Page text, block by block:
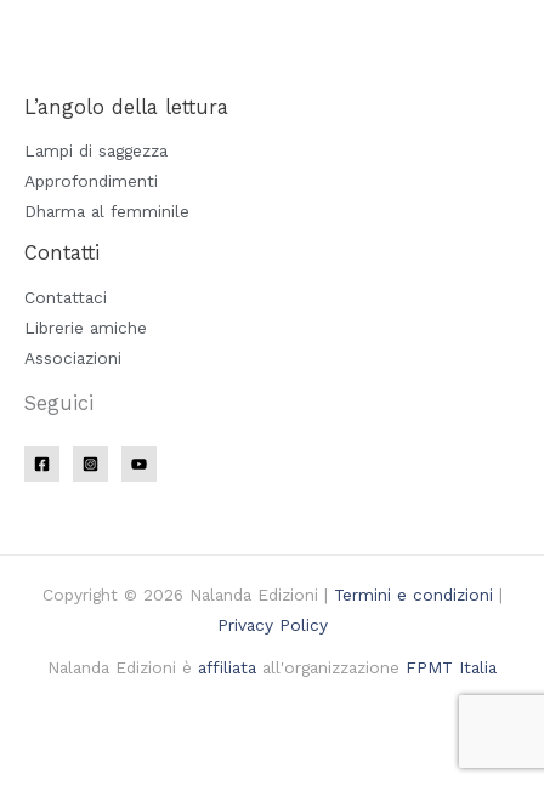
L’angolo della lettura
Lampi di saggezza
Approfondimenti
Dharma al femminile
Contatti
Contattaci
Librerie amiche
Associazioni
Seguici
Copyright © 2026 Nalanda Edizioni | Termini e condizioni |
Privacy Policy
Nalanda Edizioni è affiliata all'organizzazione FPMT Italia